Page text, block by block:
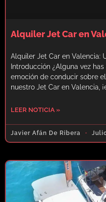
Alquiler Jet Car en
Alquiler Jet Car en Valencia:
Introducción ¿Alguna vez
emoción de conducir sobre
nuestro Jet Car en Valencia,
LEER NOTICIA »
Javier Afán De Ribera